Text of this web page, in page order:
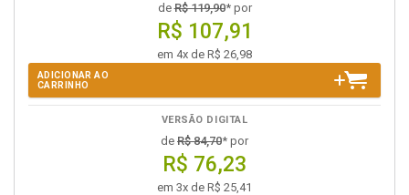
deR$ 119,90* por
R$ 107,91
em 4x de R$ 26,98
ADICIONAR AO
CARRINHO
VERSÃO DIGITAL
de R$ 84,70* por
R$ 76,23
em 3x de R$ 25,41